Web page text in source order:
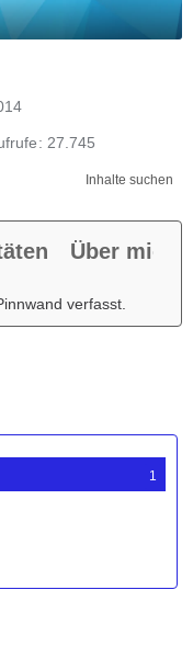
27.745
Inhalte suchen
Über mich
verfasst.
1